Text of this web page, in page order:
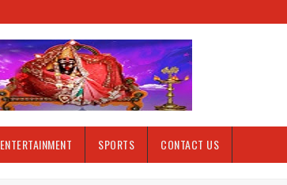
ENTERTAINMENT SPORTS CONTACT US